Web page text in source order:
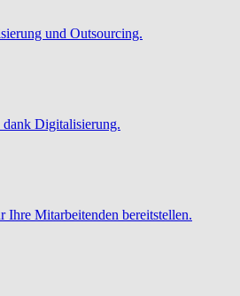
und Outsourcing.
Digitalisierung.
Ihre Mitarbeitenden bereitstellen.